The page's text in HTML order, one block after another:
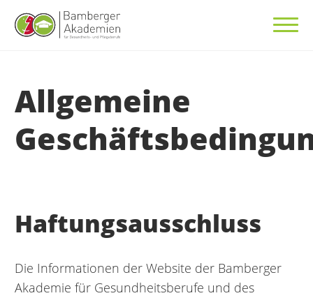
Allgemeine
Haftungsausschluss
Die Informationen der Website der Bamberger
Akademie für Gesundheitsberufe und des